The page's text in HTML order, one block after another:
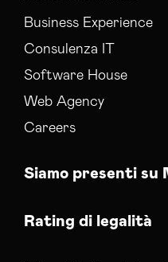
Business Experience
Consulenza IT
Software House
Web Agency
Careers
Siamo presenti su
Rating di legalità